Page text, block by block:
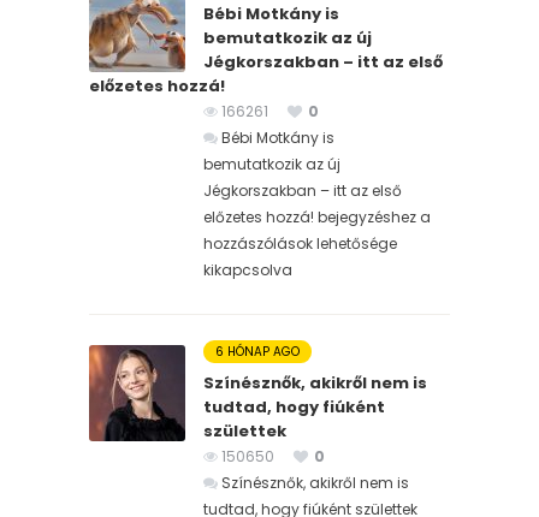
Bébi Motkány is
bemutatkozik az új
Jégkorszakban – itt az első
előzetes hozzá!
166261
0
Bébi Motkány is
bemutatkozik az új
Jégkorszakban – itt az első
előzetes hozzá! bejegyzéshez a
hozzászólások lehetősége
kikapcsolva
6 HÓNAP AGO
Színésznők, akikről nem is
tudtad, hogy fiúként
születtek
150650
0
Színésznők, akikről nem is
tudtad, hogy fiúként születtek